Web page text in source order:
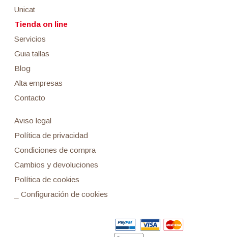
Unicat
Tienda on line
Servicios
Guia tallas
Blog
Alta empresas
Contacto
Aviso legal
Política de privacidad
Condiciones de compra
Cambios y devoluciones
Política de cookies
_ Configuración de cookies